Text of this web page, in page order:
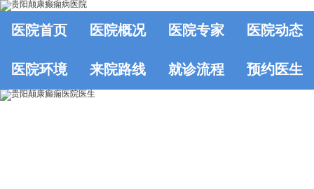
医院首页 医院概况 医院专家 医院动态
医院环境 来院路线 就诊流程 预约医生